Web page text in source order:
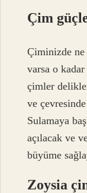
Çim
Çiminizde ne
varsa o
çimler
ve
Sulamaya
açılacak ve
büyüme
Zoysia